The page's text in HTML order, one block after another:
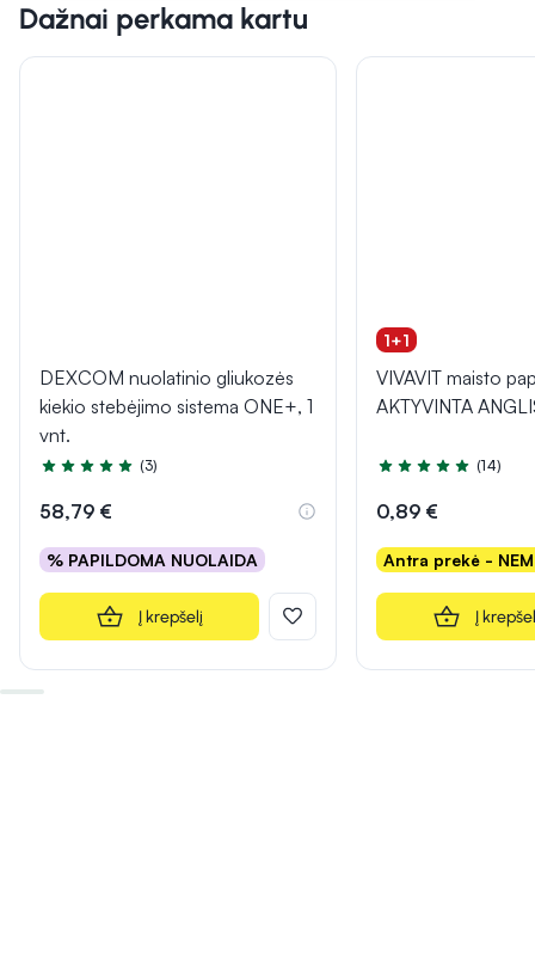
Dažnai perkama kartu
DEXCOM nuolatinio gliukozės
kiekio stebėjimo sistema ONE+, 1
vnt.
Įvertinimas 5.0 iš 5
(3)
58,79 €
% PAPILDOMA NUOLAIDA
Į krepšelį
1+1
VIVAVIT maisto
AKTYVINTA
Įvertinimas 5.0 iš 5
(14)
0,89 €
Antra prekė -
Į